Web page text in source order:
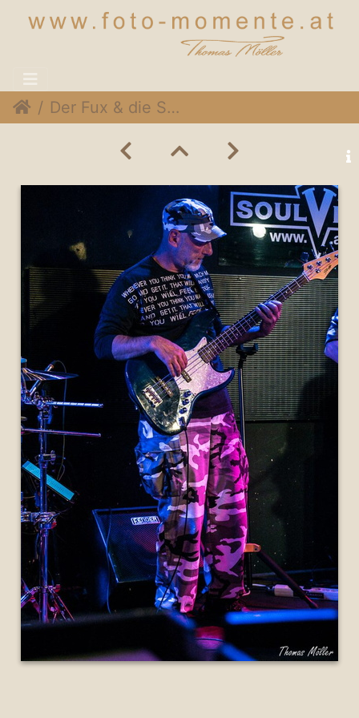
Der Fux & die SymPartie 017